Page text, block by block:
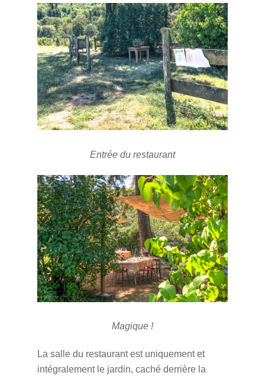
Entrée du restaurant
Magique !
La salle du restaurant est uniquement et
intégralement le jardin, caché derrière la